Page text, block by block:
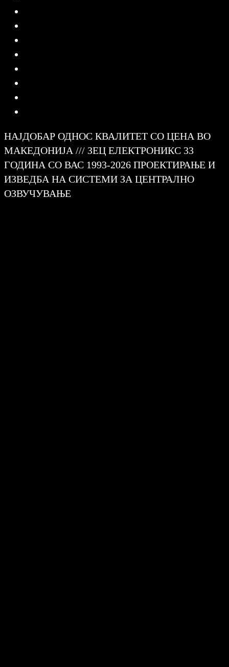
НАЈДОБАР ОДНОС КВАЛИТЕТ СО ЦЕНА ВО
МАКЕДОНИЈА /// ЗЕЦ ЕЛЕКТРОНИКС 33
ГОДИНА СО ВАС 1993-2026 ПРОЕКТИРАЊЕ И
ИЗВЕДБА НА СИСТЕМИ ЗА ЦЕНТРАЛНО
ОЗВУЧУВАЊЕ